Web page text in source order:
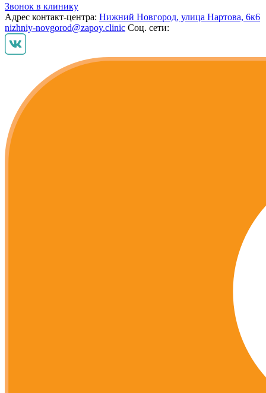
Звонок в клинику
Адрес контакт-центра: Нижний Новгород, улица Нартова, 6к6
nizhniy-novgorod@zapoy.clinic Соц. сети: